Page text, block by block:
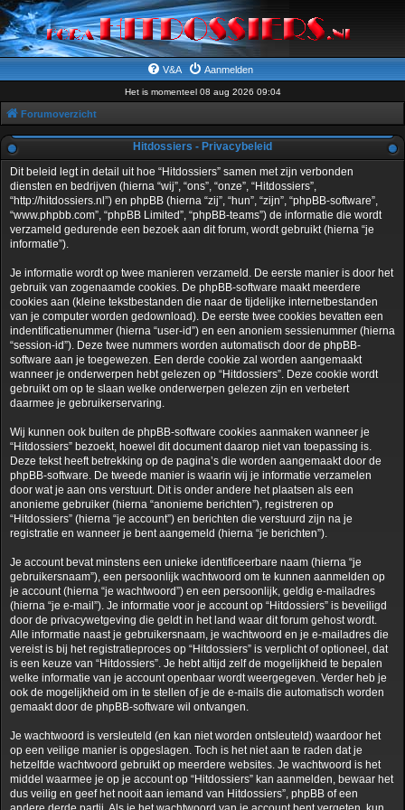
V&A Aanmelden
Het is momenteel 08 aug 2026 09:04
Forumoverzicht
Hitdossiers - Privacybeleid
Dit beleid legt in detail uit hoe “Hitdossiers” samen met zijn verbonden
diensten en bedrijven (hierna “wij”, “ons”, “onze”, “Hitdossiers”,
“http://hitdossiers.nl”) en phpBB (hierna “zij”, “hun”, “zijn”, “phpBB-software”,
“www.phpbb.com”, “phpBB Limited”, “phpBB-teams”) de informatie die wordt
verzameld gedurende een bezoek aan dit forum, wordt gebruikt (hierna “je
informatie”).
Je informatie wordt op twee manieren verzameld. De eerste manier is door het
gebruik van zogenaamde cookies. De phpBB-software maakt meerdere
cookies aan (kleine tekstbestanden die naar de tijdelijke internetbestanden
van je computer worden gedownload). De eerste twee cookies bevatten een
indentificatienummer (hierna “user-id”) en een anoniem sessienummer (hierna
“session-id”). Deze twee nummers worden automatisch door de phpBB-
software aan je toegewezen. Een derde cookie zal worden aangemaakt
wanneer je onderwerpen hebt gelezen op “Hitdossiers”. Deze cookie wordt
gebruikt om op te slaan welke onderwerpen gelezen zijn en verbetert
daarmee je gebruikerservaring.
Wij kunnen ook buiten de phpBB-software cookies aanmaken wanneer je
“Hitdossiers” bezoekt, hoewel dit document daarop niet van toepassing is.
Deze tekst heeft betrekking op de pagina’s die worden aangemaakt door de
phpBB-software. De tweede manier is waarin wij je informatie verzamelen
door wat je aan ons verstuurt. Dit is onder andere het plaatsen als een
anonieme gebruiker (hierna “anonieme berichten”), registreren op
“Hitdossiers” (hierna “je account”) en berichten die verstuurd zijn na je
registratie en wanneer je bent aangemeld (hierna “je berichten”).
Je account bevat minstens een unieke identificeerbare naam (hierna “je
gebruikersnaam”), een persoonlijk wachtwoord om te kunnen aanmelden op
je account (hierna “je wachtwoord”) en een persoonlijk, geldig e-mailadres
(hierna “je e-mail”). Je informatie voor je account op “Hitdossiers” is beveiligd
door de privacywetgeving die geldt in het land waar dit forum gehost wordt.
Alle informatie naast je gebruikersnaam, je wachtwoord en je e-mailadres die
vereist is bij het registratieproces op “Hitdossiers” is verplicht of optioneel, dat
is een keuze van “Hitdossiers”. Je hebt altijd zelf de mogelijkheid te bepalen
welke informatie van je account openbaar wordt weergegeven. Verder heb je
ook de mogelijkheid om in te stellen of je de e-mails die automatisch worden
gemaakt door de phpBB-software wil ontvangen.
Je wachtwoord is versleuteld (en kan niet worden ontsleuteld) waardoor het
op een veilige manier is opgeslagen. Toch is het niet aan te raden dat je
hetzelfde wachtwoord gebruikt op meerdere websites. Je wachtwoord is het
middel waarmee je op je account op “Hitdossiers” kan aanmelden, bewaar het
dus veilig en geef het nooit aan iemand van Hitdossiers”, phpBB of een